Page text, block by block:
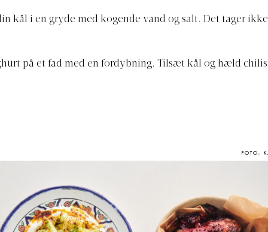
kål i en gryde med kogende vand og salt. Det tager
på et fad med en fordybning. Tilsæt kål og hæld
FOTO: